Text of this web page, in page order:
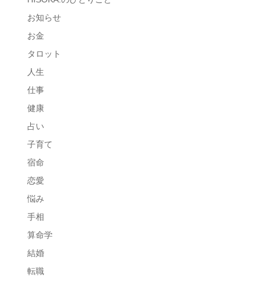
お知らせ
お金
タロット
人生
仕事
健康
占い
子育て
宿命
恋愛
悩み
手相
算命学
結婚
転職